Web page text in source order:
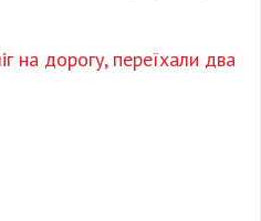
на дорогу, переїхали два